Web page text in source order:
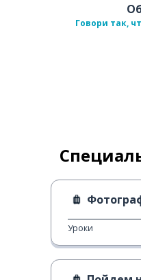
Говори так,
Уроки